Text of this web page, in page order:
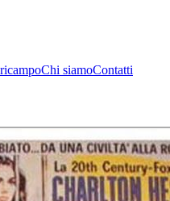
Chi siamoContatti